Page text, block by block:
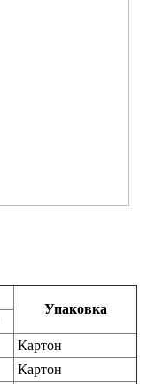
Упаковка
Картон
Картон